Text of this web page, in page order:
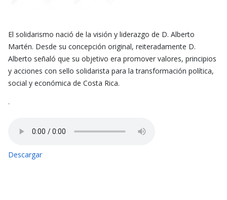
El solidarismo nació de la visión y liderazgo de D. Alberto
Martén. Desde su concepción original, reiteradamente D.
Alberto señaló que su objetivo era promover valores, principios
y acciones con sello solidarista para la transformación política,
social y económica de Costa Rica.
-
Descargar